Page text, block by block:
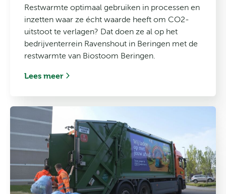
Restwarmte optimaal gebruiken in processen en
inzetten waar ze écht waarde heeft om CO2-
uitstoot te verlagen? Dat doen ze al op het
bedrijventerrein Ravenshout in Beringen met de
restwarmte van Biostoom Beringen.
Lees meer